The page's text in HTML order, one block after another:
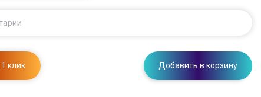
клик Добавить в корзину